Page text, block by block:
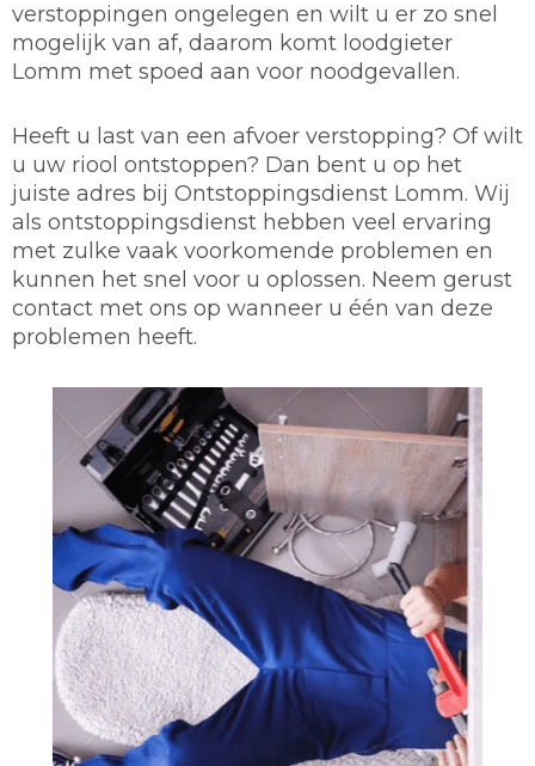
verstoppingen ongelegen en wilt u er zo snel
mogelijk van af, daarom komt loodgieter
Lomm met spoed aan voor noodgevallen.
Heeft u last van een afvoer verstopping? Of wilt
u uw riool ontstoppen? Dan bent u op het
juiste adres bij Ontstoppingsdienst Lomm. Wij
als ontstoppingsdienst hebben veel ervaring
met zulke vaak voorkomende problemen en
kunnen het snel voor u oplossen. Neem gerust
contact met ons op wanneer u één van deze
problemen heeft.